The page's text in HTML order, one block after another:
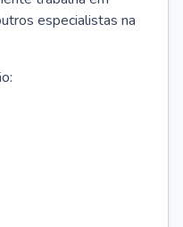
especialistas na